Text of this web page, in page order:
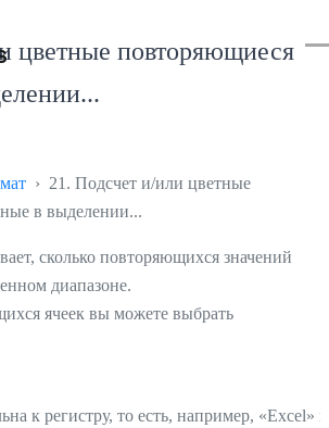
цветные повторяющиеся
› 21. Подсчет и/или цветные
в выделении...
сколько повторяющихся значений
диапазоне.
ячеек вы можете выбрать
к регистру, то есть, например, «Excel» и